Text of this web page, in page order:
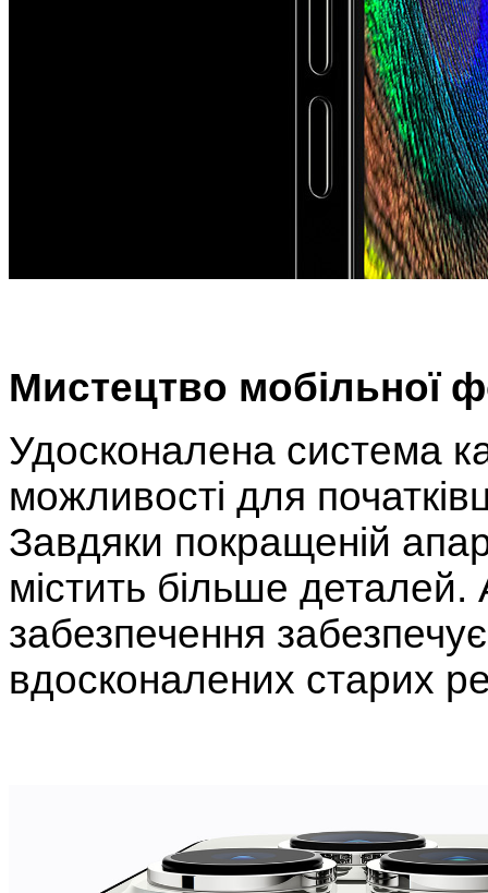
Мистецтво мобільної
Удосконалена система
можливості для
Завдяки покращеній
містить більше
забезпечення
вдосконалених старих